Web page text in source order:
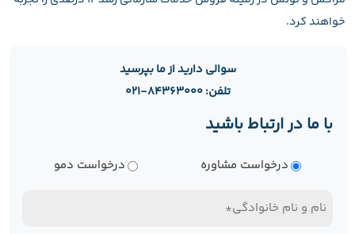
خواهند کرد.
سوالی دارید از ما بپرسید
تلفن: ۸۴۳۶۳۰۰۰-۰۲۱
با ما در ارتباط باشید
درخواست مشاوره درخواست دمو
نام